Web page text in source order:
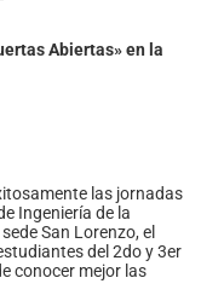
Abiertas» en la
las jornadas
Ingeniería de la
San Lorenzo, el
del 2do y 3er
conocer mejor las